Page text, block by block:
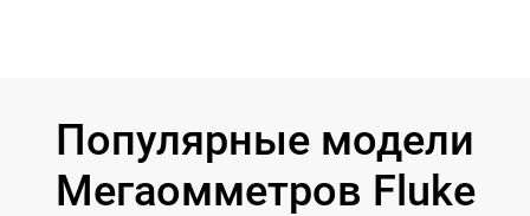
Популярные модели
Мегаомметров Fluke